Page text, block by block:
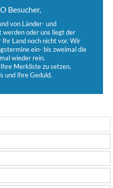
Besucher,
von Länder- und
werden oder uns liegt der
Land noch nicht vor. Wir
ein- bis zweimal die
wieder rein.
Merkliste zu setzen.
und Ihre Geduld.